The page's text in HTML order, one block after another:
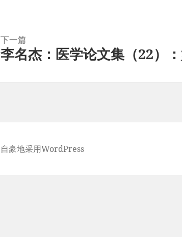
下一篇
下
李名杰：医学论文集（22）
自豪地采用WordPress